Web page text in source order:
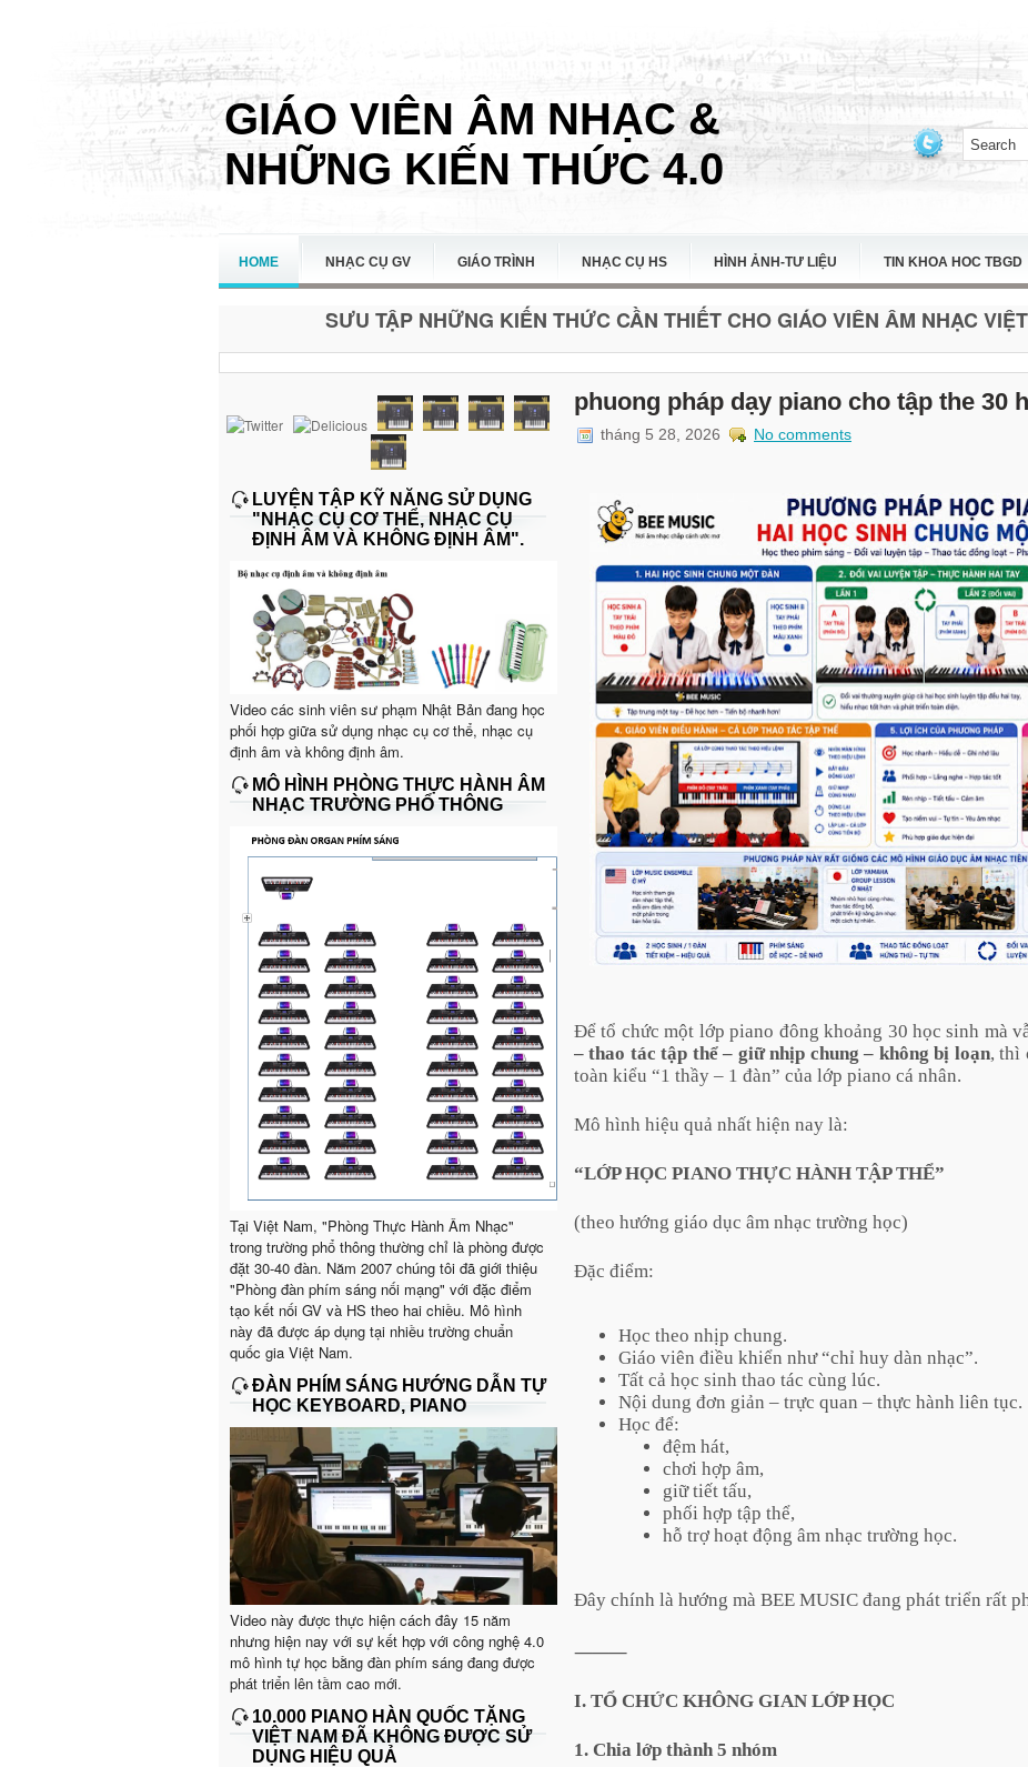
GIÁO VIÊN ÂM NHẠC &
NHỮNG KIẾN THỨC 4.0
HOME NHẠC CỤ GV GIÁO TRÌNH NHẠC CỤ HS HÌNH ẢNH-TƯ LIỆU TIN KHOA HOC TBGD
SƯU TẬP NHỮNG KIẾN THỨC CẦN THIẾT CHO GIÁO VIÊN ÂM NHẠC
LUYỆN TẬP KỸ NĂNG SỬ DỤNG
"NHẠC CỤ CƠ THỂ, NHẠC CỤ
ĐỊNH ÂM VÀ KHÔNG ĐỊNH ÂM".
Video các sinh viên sư phạm Nhật Bản đang học
phối hợp giữa sử dụng nhạc cụ cơ thể, nhạc cụ
định âm và không định âm.
MÔ HÌNH PHÒNG THỰC HÀNH ÂM
NHẠC TRƯỜNG PHỔ THÔNG
Tại Việt Nam, "Phòng Thực Hành Âm Nhạc"
trong trường phổ thông thường chỉ là phòng được
đặt 30-40 đàn. Năm 2007 chúng tôi đã giới thiệu
"Phòng đàn phím sáng nối mạng" với đặc điểm
tạo kết nối GV và HS theo hai chiều. Mô hình
này đã được áp dụng tại nhiều trường chuẩn
quốc gia Việt Nam.
ĐÀN PHÍM SÁNG HƯỚNG DẪN TỰ
HỌC KEYBOARD, PIANO
Video này được thực hiện cách đây 15 năm
nhưng hiện nay với sự kết hợp với công nghệ 4.0
mô hình tự học bằng đàn phím sáng đang được
phát triển lên tầm cao mới.
10.000 PIANO HÀN QUỐC TẶNG
VIỆT NAM ĐÃ KHÔNG ĐƯỢC SỬ
DỤNG HIỆU QUẢ
phuong pháp dạy piano cho tập the 30
tháng 5 28, 2026 No comments
Để tổ chức một lớp piano đông khoảng 30 học sinh mà
– thao tác tập thể – giữ nhịp chung – không bị loạn, thì
toàn kiểu “1 thầy – 1 đàn” của lớp piano cá nhân.
Mô hình hiệu quả nhất hiện nay là:
“LỚP HỌC PIANO THỰC HÀNH TẬP THỂ”
(theo hướng giáo dục âm nhạc trường học)
Đặc điểm:
Học theo nhịp chung.
Giáo viên điều khiển như “chỉ huy dàn nhạc”.
Tất cả học sinh thao tác cùng lúc.
Nội dung đơn giản – trực quan – thực hành liên tục.
Học để:
đệm hát,
chơi hợp âm,
giữ tiết tấu,
phối hợp tập thể,
hỗ trợ hoạt động âm nhạc trường học.
Đây chính là hướng mà BEE MUSIC đang phát triển rất
⸻
I. TỔ CHỨC KHÔNG GIAN LỚP HỌC
1. Chia lớp thành 5 nhóm